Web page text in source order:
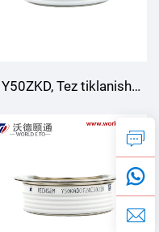
Y50ZKD, Tez tiklanish